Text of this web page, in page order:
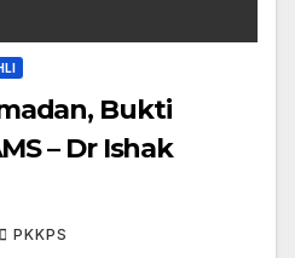
Bukti
– Dr Ishak
PKKPS